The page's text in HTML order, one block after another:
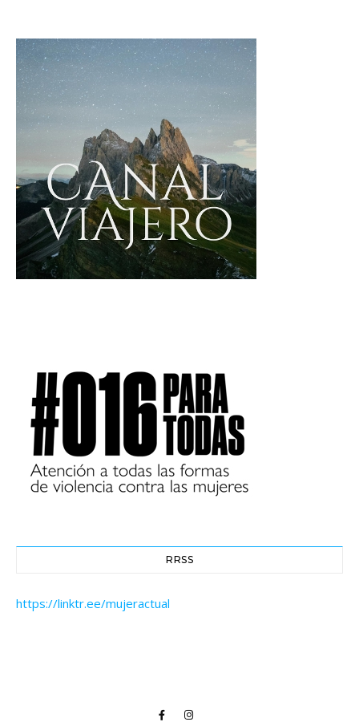
RRSS
https://linktr.ee/mujeractual